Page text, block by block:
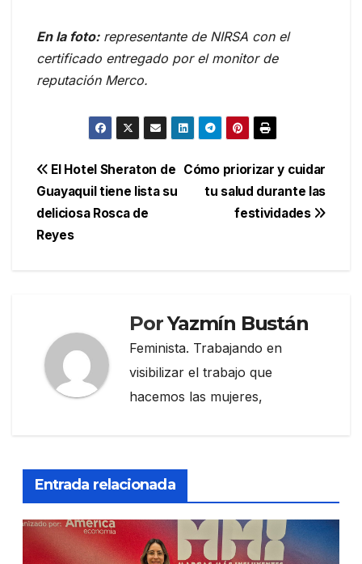
En la foto:representante de NIRSA con el
certificado entregado por el monitor de
reputación Merco.
Navegación
de
entradas
Cómo priorizar y cuidar
tu salud durante las
festividades
El Hotel Sheraton de
Guayaquil tiene lista su
deliciosa Rosca de
Reyes
PorYazmín Bustán
Feminista. Trabajando en
visibilizar el trabajo que
hacemos las mujeres,
Entrada relacionada